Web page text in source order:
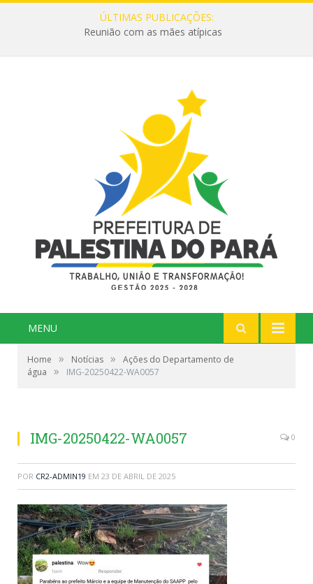
ÚLTIMAS PUBLICAÇÕES:
Reunião com as mães atípicas
MENU
Home » Notícias »
Ações do Departamento de
água
» IMG-20250422-WA0057
IMG-20250422-WA0057 0
POR CR2-ADMIN19 EM 23 DE ABRIL DE 2025